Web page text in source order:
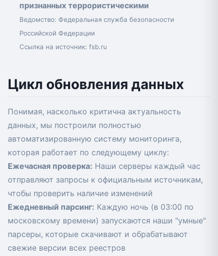
признанных террористическими
Ведомство: Федеральная служба безопасности
Российской Федерации
Ссылка на источник: fsb.ru
Цикл обновления данных
Понимая, насколько критична актуальность
данных, мы построили полностью
автоматизированную систему мониторинга,
которая работает по следующему циклу:
Ежечасная проверка: Наши серверы каждый час
отправляют запросы к официальным источникам,
чтобы проверить наличие изменений
Ежедневный парсинг: Каждую ночь (в 03:00 по
московскому времени) запускаются наши "умные"
парсеры, которые скачивают и обрабатывают
свежие версии всех реестров